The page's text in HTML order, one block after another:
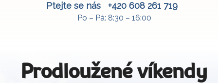
Ptejte se nás +420 608 261 719
Po – Pá: 8:30 – 16:00
Prodloužené víkendy